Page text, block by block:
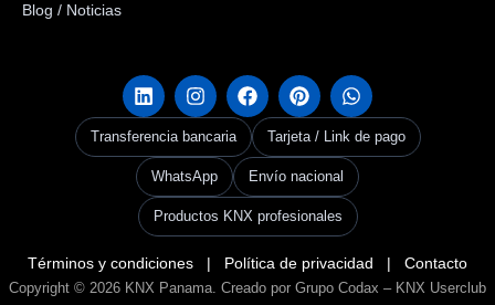
Blog / Noticias
Transferencia bancaria Tarjeta / Link de pago
WhatsApp Envío nacional
Productos KNX profesionales
Términos y condiciones | Política de privacidad | Contacto
Copyright © 2026 KNX Panama. Creado por Grupo Codax – KNX Userclub